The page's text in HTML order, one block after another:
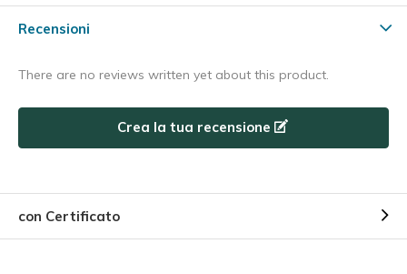
Recensioni
There are no reviews written yet about this product.
Crea la tua recensione
con Certificato